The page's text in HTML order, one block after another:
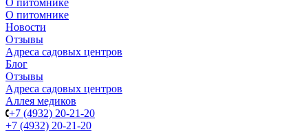
О питомнике
О питомнике
Новости
Отзывы
Адреса садовых центров
Блог
Отзывы
Адреса садовых центров
Аллея медиков
+7 (4932) 20-21-20
+7 (4932) 20-21-20